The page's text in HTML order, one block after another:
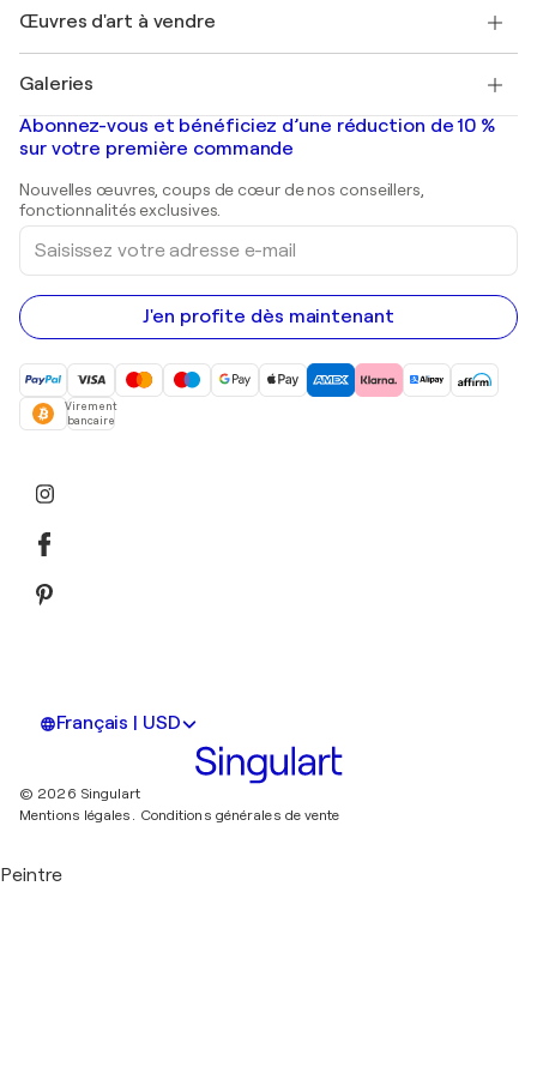
Découvrez une sélection d'art original
Marc Chagall
Banksy
Mr. Brainwash
Shepard Fairey
Œuvres d'art à vendre
Tableaux abstraits à vendre
Peintures de paysage
Estampes
Peintures acryliques
Galeries
Galeries d'art en France
Galeries d'art en Belgique
Abonnez-vous et bénéficiez d’une réduction de 10 %
sur votre première commande
Nouvelles œuvres, coups de cœur de nos conseillers,
fonctionnalités exclusives.
Saisissez
votre
adresse
e-
mail
J'en profite dès maintenant
Virement
bancaire
Français | USD
© 2026 Singulart
Mentions légales. Conditions générales de vente
Peintre